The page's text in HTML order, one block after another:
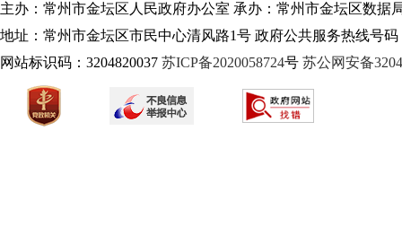
主办：常州市金坛区人民政府办公室 承办：常州市金坛区数据
地址：常州市金坛区市民中心清风路1号 政府公共服务热线号码
网站标识码：3204820037 苏ICP备2020058724号 苏公网安备